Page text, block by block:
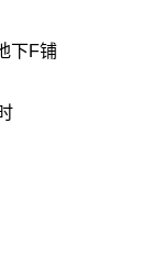
下F铺